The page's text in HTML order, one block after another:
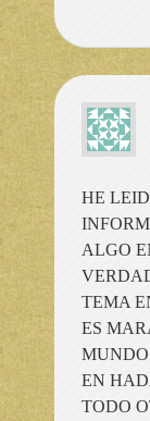
HE
ALGO
TEMA
ES
EN
TODO